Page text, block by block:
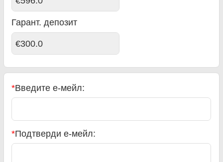
Гарант. депозит
€300.0
*Введите е-мейл:
*Подтверди е-мейл: